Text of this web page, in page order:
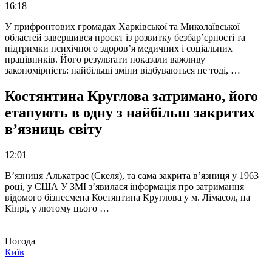
16:18
У прифронтових громадах Харківської та Миколаївської
областей завершився проєкт із розвитку безбар’єрності та
підтримки психічного здоров’я медичних і соціальних
працівників. Його результати показали важливу
закономірність: найбільші зміни відбуваються не тоді, …
Костянтина Круглова затримано, його
етапують в одну з найбільш закритих
в’язниць світу
12:01
В’язниця Алькатрас (Скеля), та сама закрита в’язниця у 1963
році, у США У ЗМІ з’явилася інформація про затримання
відомого бізнесмена Костянтина Круглова у м. Лімасол, на
Кіпрі, у лютому цього …
Погода
Київ